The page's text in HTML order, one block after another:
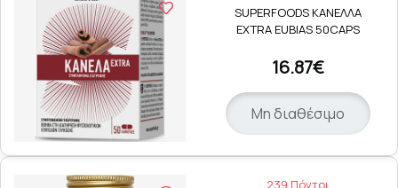
SUPERFOODS ΚΑΝΕΛΛΑ
EXTRA EUBIAS 50CAPS
16.87€
Μη διαθέσιμο
239 Πόντοι